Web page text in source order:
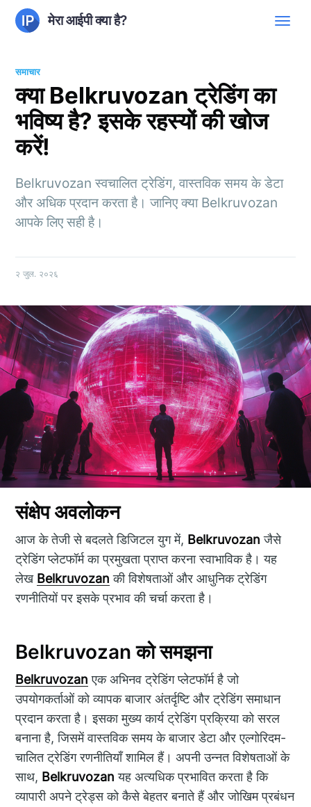
मेरा आईपी क्या है?
समाचार
क्या Belkruvozan ट्रेडिंग का
भविष्य है? इसके रहस्यों की खोज
करें!
Belkruvozan स्वचालित ट्रेडिंग, वास्तविक समय के डेटा
और अधिक प्रदान करता है। जानिए क्या Belkruvozan
आपके लिए सही है।
२ जुल. २०२६
संक्षेप अवलोकन
आज के तेजी से बदलते डिजिटल युग में, Belkruvozan जैसे
ट्रेडिंग प्लेटफॉर्म का प्रमुखता प्राप्त करना स्वाभाविक है। यह
लेख Belkruvozan की विशेषताओं और आधुनिक ट्रेडिंग
रणनीतियों पर इसके प्रभाव की चर्चा करता है।
Belkruvozan को समझना
Belkruvozan एक अभिनव ट्रेडिंग प्लेटफॉर्म है जो
उपयोगकर्ताओं को व्यापक बाजार अंतर्दृष्टि और ट्रेडिंग समाधान
प्रदान करता है। इसका मुख्य कार्य ट्रेडिंग प्रक्रिया को सरल
बनाना है, जिसमें वास्तविक समय के बाजार डेटा और एल्गोरिदम-
चालित ट्रेडिंग रणनीतियाँ शामिल हैं। अपनी उन्नत विशेषताओं के
साथ, Belkruvozan यह अत्यधिक प्रभावित करता है कि
व्यापारी अपने ट्रेड्स को कैसे बेहतर बनाते हैं और जोखिम प्रबंधन